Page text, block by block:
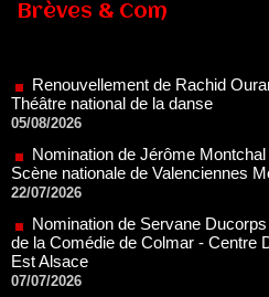
Brèves & Com
Nomination de Jérôme Montchal
Scène nationale de Valenciennes
Nomination de Servane Ducorps
de la Comédie de Colmar - Centre
07/07/2026
Thomas Jolly et Laëtitia Guédon
TNP